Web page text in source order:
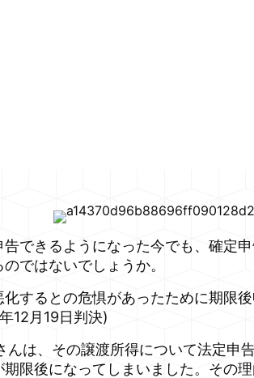
できるようになった今でも、確定
ではないでしょうか。
するとの危惧があったために期限
12月19日判決)
は、その譲渡所得について法定申
限後になってしまいました。その